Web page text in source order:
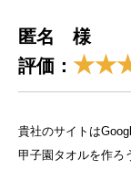
匿名 様
評価：
貴社のサイトは
甲子園タオルを作ろ